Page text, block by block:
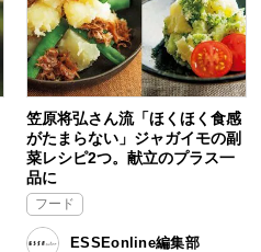
笠原将弘さん流「ほくほく食感
がたまらない」ジャガイモの副
菜レシピ2つ。献立のプラス一
品に
フード
ESSEonline編集部